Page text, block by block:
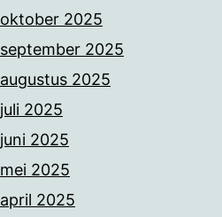
oktober 2025
september 2025
augustus 2025
juli 2025
juni 2025
mei 2025
april 2025